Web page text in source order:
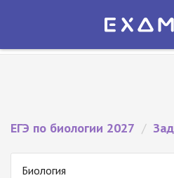
Экзамер — ЕГЭ 2027
ЕГЭ по биологии 2027 /
Биология